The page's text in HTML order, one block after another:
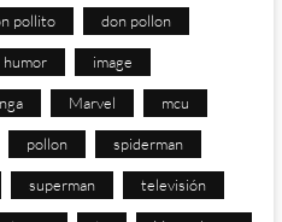
pollito don pollon
humor image
Marvel mcu
pollon spiderman
superman televisión